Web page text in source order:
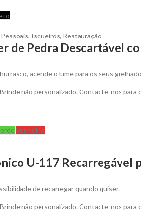
, Isqueiros, Restauração
de Pedra Descartável
acende o lume para os seus
não personalizado. Contacte-nos
Vermelho
U-117 Recarregável
de recarregar quando quiser.
não personalizado. Contacte-nos